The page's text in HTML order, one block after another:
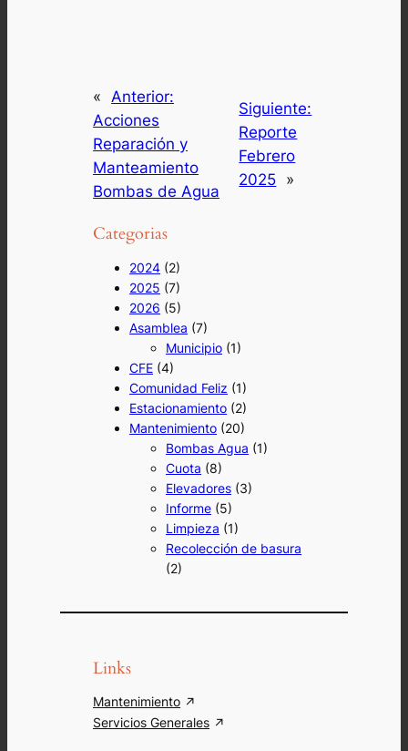
«
Anterior:
Acciones
Reparación y
Manteamiento
Bombas de Agua
Siguiente:
Reporte
Febrero
2025 »
Categorias
2024 (2)
2025 (7)
2026 (5)
Asamblea (7)
Municipio (1)
CFE (4)
Comunidad Feliz (1)
Estacionamiento (2)
Mantenimiento (20)
Bombas Agua (1)
Cuota (8)
Elevadores (3)
Informe (5)
Limpieza (1)
Recolección de basura
(2)
Links
Mantenimiento
Servicios Generales